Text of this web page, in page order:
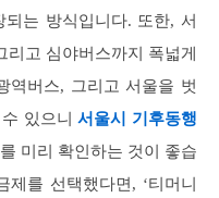
는 방식입니다. 또한, 서
고 심야버스까지 폭넓게
역버스, 그리고 서울을 벗
수 있으니서울시 기후동행
미리 확인하는 것이 좋습
를 선택했다면, ‘티머니